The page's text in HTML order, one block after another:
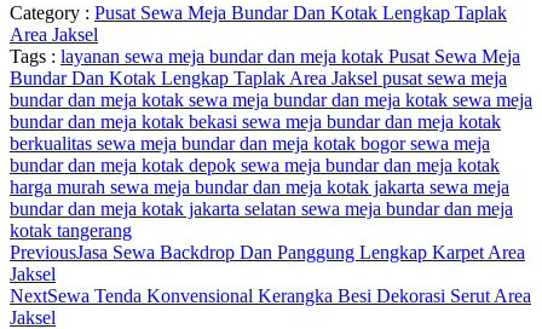
Category : Pusat Sewa Meja Bundar Dan Kotak Lengkap Taplak
Area Jaksel
Tags : layanan sewa meja bundar dan meja kotak Pusat Sewa Meja
Bundar Dan Kotak Lengkap Taplak Area Jaksel pusat sewa meja
bundar dan meja kotak sewa meja bundar dan meja kotak sewa meja
bundar dan meja kotak bekasi sewa meja bundar dan meja kotak
berkualitas sewa meja bundar dan meja kotak bogorsewa meja
bundar dan meja kotak depok sewa meja bundar dan meja kotak
harga murah sewa meja bundar dan meja kotak jakarta sewa meja
bundar dan meja kotak jakarta selatan sewa meja bundar dan meja
kotak tangerang
PreviousJasa Sewa Backdrop Dan Panggung Lengkap Karpet Area
Jaksel
NextSewa Tenda Konvensional Kerangka Besi Dekorasi Serut Area
Jaksel